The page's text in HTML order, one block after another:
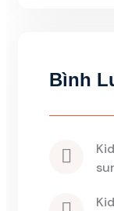
Bình